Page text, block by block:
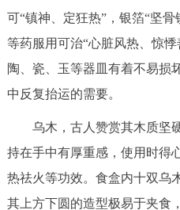
可“镇神、定狂热”，银箔“坚
等药服用可治“心脏风热、惊
陶、瓷、玉等器皿有着不易损
中反复抬运的需要。
乌木，古人赞赏其木质坚硬
持在手中有厚重感，使用时得
热祛火等功效。食盒内十双乌
其上方下圆的造型极易于夹食